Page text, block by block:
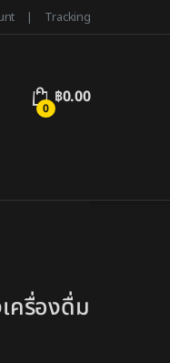
Tracking
0
฿0.00
ครื่องดื่ม